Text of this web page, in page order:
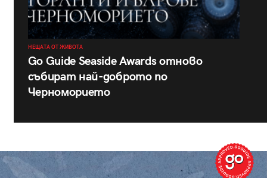
НЕЩАТА ОТ ЖИВОТА
Go Guide Seaside Awards отново
събират най-доброто по
Черноморието